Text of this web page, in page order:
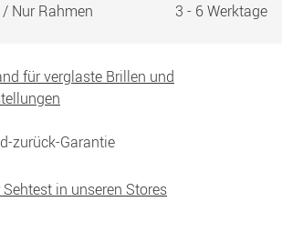
Nur Rahmen
3 - 6 Werktage
für verglaste Brillen und
zurück-Garantie
in unseren Stores